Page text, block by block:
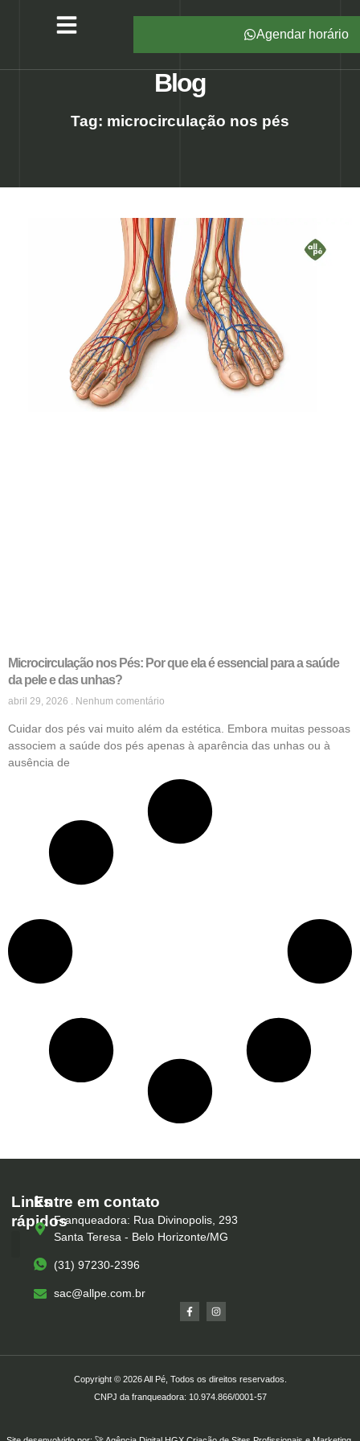
Agendar horário
Blog
Tag: microcirculação nos pés
Microcirculação nos Pés: Por que ela é essencial para a saúde
da pele e das unhas?
abril 29, 2026 Nenhum comentário
Cuidar dos pés vai muito além da estética. Embora muitas pessoas
associem a saúde dos pés apenas à aparência das unhas ou à
ausência de
Links
rápidos
Entre em contato
Franqueadora: Rua Divinopolis, 293
Santa Teresa - Belo Horizonte/MG
(31) 97230-2396
sac@allpe.com.br
Copyright © 2026 All Pé, Todos os direitos reservados.
CNPJ da franqueadora: 10.974.866/0001-57